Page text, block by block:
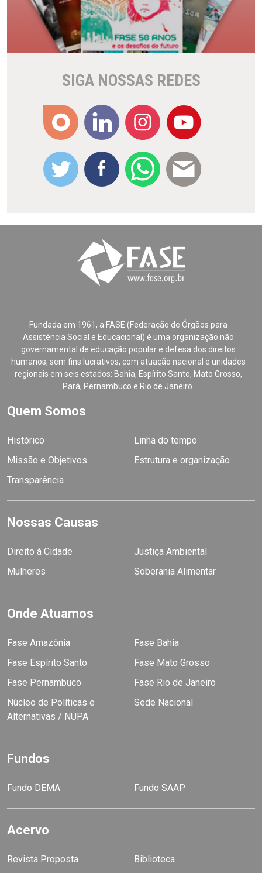
SIGA NOSSAS REDES
Fundada em 1961, a FASE (Federação de Órgãos para
Assistência Social e Educacional) é uma organização não
governamental de educação popular e defesa dos direitos
humanos, sem fins lucrativos, com atuação nacional e unidades
regionais em seis estados: Bahia, Espírito Santo, Mato Grosso,
Pará, Pernambuco e Rio de Janeiro.
Quem Somos
Histórico
Linha do tempo
Missão e Objetivos
Estrutura e organização
Transparência
Nossas Causas
Direito à Cidade
Justiça Ambiental
Mulheres
Soberania Alimentar
Onde Atuamos
Fase Amazônia
Fase Bahia
Fase Espírito Santo
Fase Mato Grosso
Fase Pernambuco
Fase Rio de Janeiro
Núcleo de Políticas e
Alternativas / NUPA
Sede Nacional
Fundos
Fundo DEMA Fundo SAAP
Acervo
Revista Proposta
Biblioteca